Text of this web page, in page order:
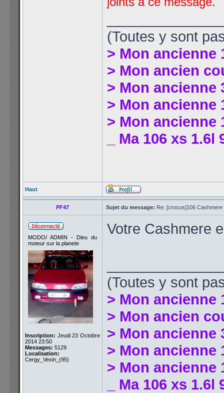
(Toutes y sont
> Mon ancienne
> Mon ancien
> Mon ancienne
> Mon ancienne
> Mon ancienne
_ Ma 106 xs 1.6l
Haut
PF47 Sujet du message: Re: [crocus]106
MODO/ ADMIN - Dieu du
moteur sur la planete
Inscription: Jeudi 23 Octobre
2014 23:50
Messages: 5129
Localisation:
Cergy_Vexin_(95)
Votre Cashmere
(Toutes y sont
> Mon ancienne
> Mon ancien
> Mon ancienne
> Mon ancienne
> Mon ancienne
_ Ma 106 xs 1.6l